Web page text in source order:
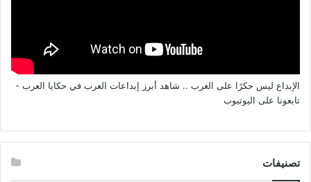
الإبداع ليس حكرًا على الغرب .. شاهد أبرز إبداعات العرب في حكايا العرب -
تابعونا على اليوتيوب
تصنيفات